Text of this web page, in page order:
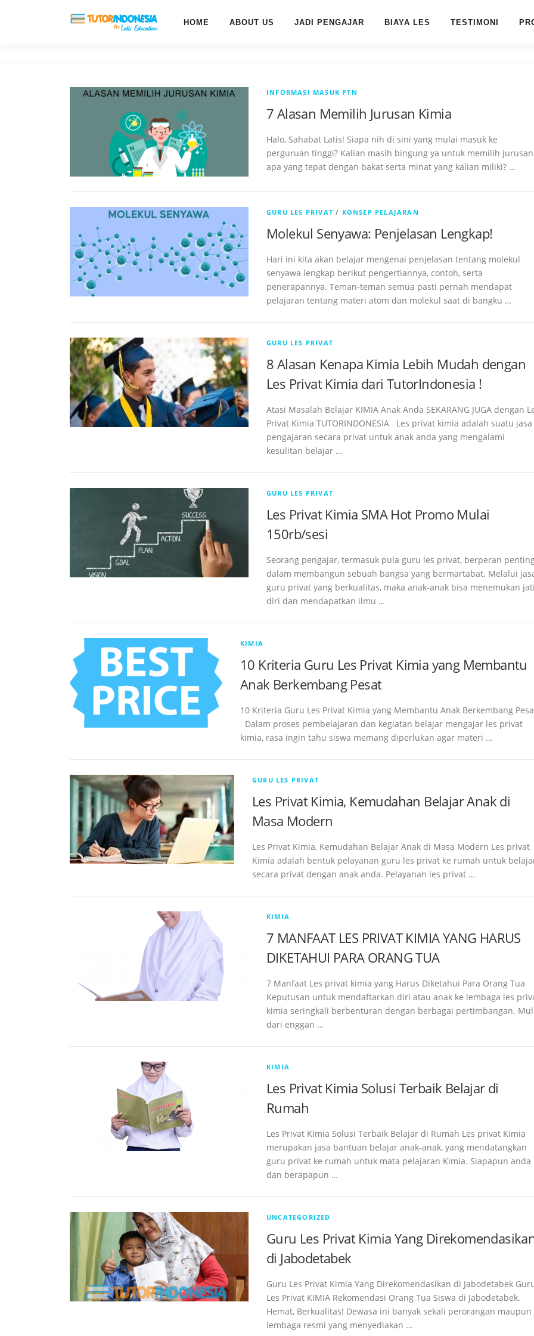
HOME ABOUT US JADI PENGAJAR BIAYA LES TESTIMONI
INFORMASI MASUK PTN
7 Alasan Memilih Jurusan Kimia
Halo, Sahabat Latis! Siapa nih di sini yang mulai masuk ke
perguruan tinggi? Kalian masih bingung ya untuk memilih jurusan
apa yang tepat dengan bakat serta minat yang kalian miliki? …
GURU LES PRIVAT / KONSEP PELAJARAN
Molekul Senyawa: Penjelasan Lengkap!
Hari ini kita akan belajar mengenai penjelasan tentang molekul
senyawa lengkap berikut pengertiannya, contoh, serta
penerapannya. Teman-teman semua pasti pernah mendapat
pelajaran tentang materi atom dan molekul saat di bangku …
GURU LES PRIVAT
8 Alasan Kenapa Kimia Lebih Mudah dengan
Les Privat Kimia dari TutorIndonesia !
Atasi Masalah Belajar KIMIA Anak Anda SEKARANG JUGA dengan
Privat Kimia TUTORINDONESIA Les privat kimia adalah suatu jasa
pengajaran secara privat untuk anak anda yang mengalami
kesulitan belajar …
GURU LES PRIVAT
Les Privat Kimia SMA Hot Promo Mulai
150rb/sesi
Seorang pengajar, termasuk pula guru les privat, berperan
dalam membangun sebuah bangsa yang bermartabat. Melalui
guru privat yang berkualitas, maka anak-anak bisa menemukan jati
diri dan mendapatkan ilmu …
KIMIA
10 Kriteria Guru Les Privat Kimia yang Membantu
Anak Berkembang Pesat
10 Kriteria Guru Les Privat Kimia yang Membantu Anak Berkembang
Dalam proses pembelajaran dan kegiatan belajar mengajar les privat
kimia, rasa ingin tahu siswa memang diperlukan agar materi …
GURU LES PRIVAT
Les Privat Kimia, Kemudahan Belajar Anak di
Masa Modern
Les Privat Kimia, Kemudahan Belajar Anak di Masa Modern Les privat
Kimia adalah bentuk pelayanan guru les privat ke rumah untuk
secara privat dengan anak anda. Pelayanan les privat …
KIMIA
7 MANFAAT LES PRIVAT KIMIA YANG HARUS
DIKETAHUI PARA ORANG TUA
7 Manfaat Les privat kimia yang Harus Diketahui Para Orang Tua
Keputusan untuk mendaftarkan diri atau anak ke lembaga les
kimia seringkali berbenturan dengan berbagai pertimbangan.
dari enggan …
KIMIA
Les Privat Kimia Solusi Terbaik Belajar di
Rumah
Les Privat Kimia Solusi Terbaik Belajar di Rumah Les privat Kimia
merupakan jasa bantuan belajar anak-anak, yang mendatangkan
guru privat ke rumah untuk mata pelajaran Kimia. Siapapun anda
dan berapapun …
UNCATEGORIZED
Guru Les Privat Kimia Yang
di Jabodetabek
Guru Les Privat Kimia Yang Direkomendasikan di Jabodetabek
Les Privat KIMIA Rekomendasi Orang Tua Siswa di Jabodetabek.
Hemat, Berkualitas! Dewasa ini banyak sekali perorangan maupun
lembaga resmi yang menyediakan …